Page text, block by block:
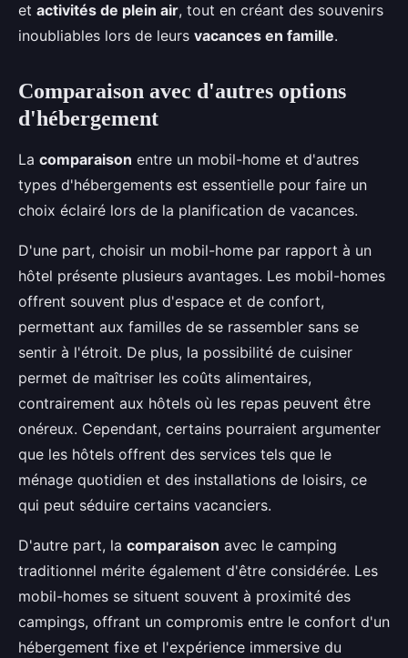
et activités de plein air, tout en créant des souvenirs
inoubliables lors de leurs vacances en famille.
Comparaison avec d'autres options
d'hébergement
La comparaison entre un mobil-home et d'autres
types d'hébergements est essentielle pour faire un
choix éclairé lors de la planification de vacances.
D'une part, choisir un mobil-home par rapport à un
hôtel présente plusieurs avantages. Les mobil-homes
offrent souvent plus d'espace et de confort,
permettant aux familles de se rassembler sans se
sentir à l'étroit. De plus, la possibilité de cuisiner
permet de maîtriser les coûts alimentaires,
contrairement aux hôtels où les repas peuvent être
onéreux. Cependant, certains pourraient argumenter
que les hôtels offrent des services tels que le
ménage quotidien et des installations de loisirs, ce
qui peut séduire certains vacanciers.
D'autre part, la comparaison avec le camping
traditionnel mérite également d'être considérée. Les
mobil-homes se situent souvent à proximité des
campings, offrant un compromis entre le confort d'un
hébergement fixe et l'expérience immersive du